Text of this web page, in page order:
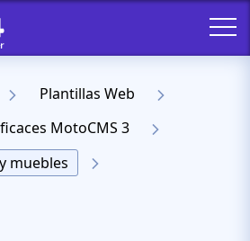
Plantillas Web
MotoCMS 3
muebles